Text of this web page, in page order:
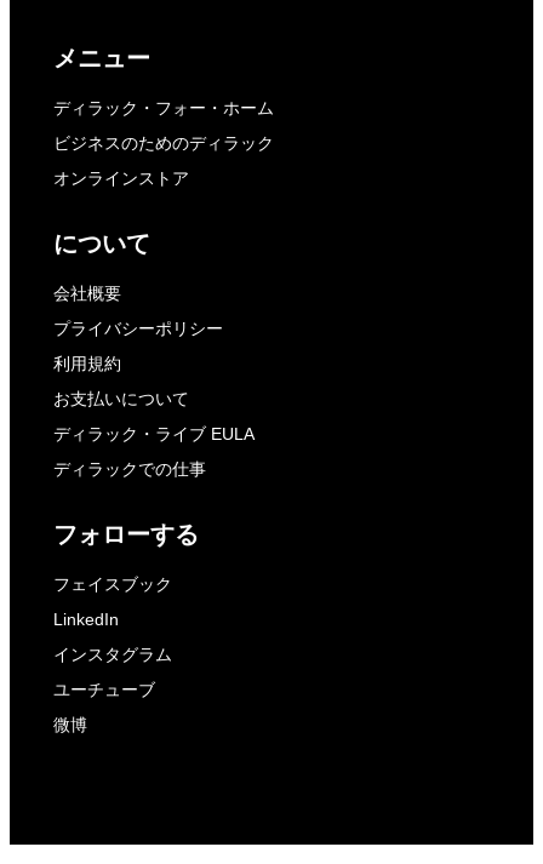
メニュー
ディラック・フォー・ホーム
ビジネスのためのディラック
オンラインストア
について
会社概要
プライバシーポリシー
利用規約
お支払いについて
ディラック・ライブ EULA
ディラックでの仕事
フォローする
フェイスブック
LinkedIn
インスタグラム
ユーチューブ
微博